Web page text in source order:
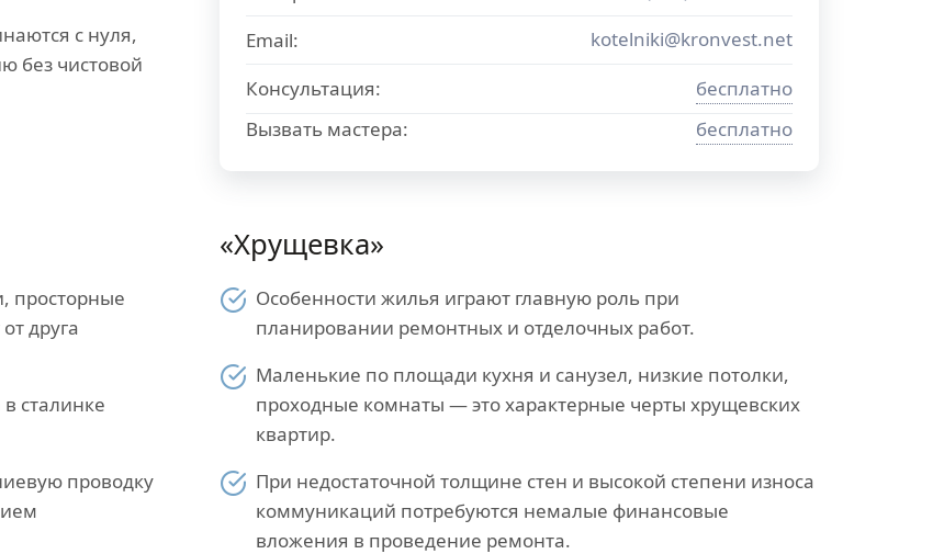
с нуля,
без чистовой
Email:
kotelniki@kronvest.net
Консультация:
бесплатно
Вызвать мастера:
бесплатно
просторные
друга
сталинке
проводку
«Хрущевка»
Особенности жилья играют главную роль при
планировании ремонтных и отделочных работ.
Маленькие по площади кухня и санузел, низкие потолки,
проходные комнаты — это характерные черты хрущевских
квартир.
При недостаточной толщине стен и высокой степени износа
коммуникаций потребуются немалые финансовые
вложения в проведение ремонта.